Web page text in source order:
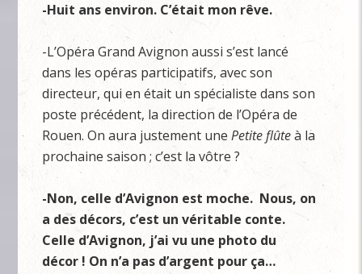
-Huit ans environ. C’était mon rêve.
-L’Opéra Grand Avignon aussi s’est lancé
dans les opéras participatifs, avec son
directeur, qui en était un spécialiste dans son
poste précédent, la direction de l’Opéra de
Rouen. On aura justement une Petite flûteà la
prochaine saison ; c’est la vôtre ?
-Non, celle d’Avignon est moche. Nous, on
a des décors, c’est un véritable conte.
Celle d’Avignon, j’ai vu une photo du
décor ! On n’a pas d’argent pour ça…